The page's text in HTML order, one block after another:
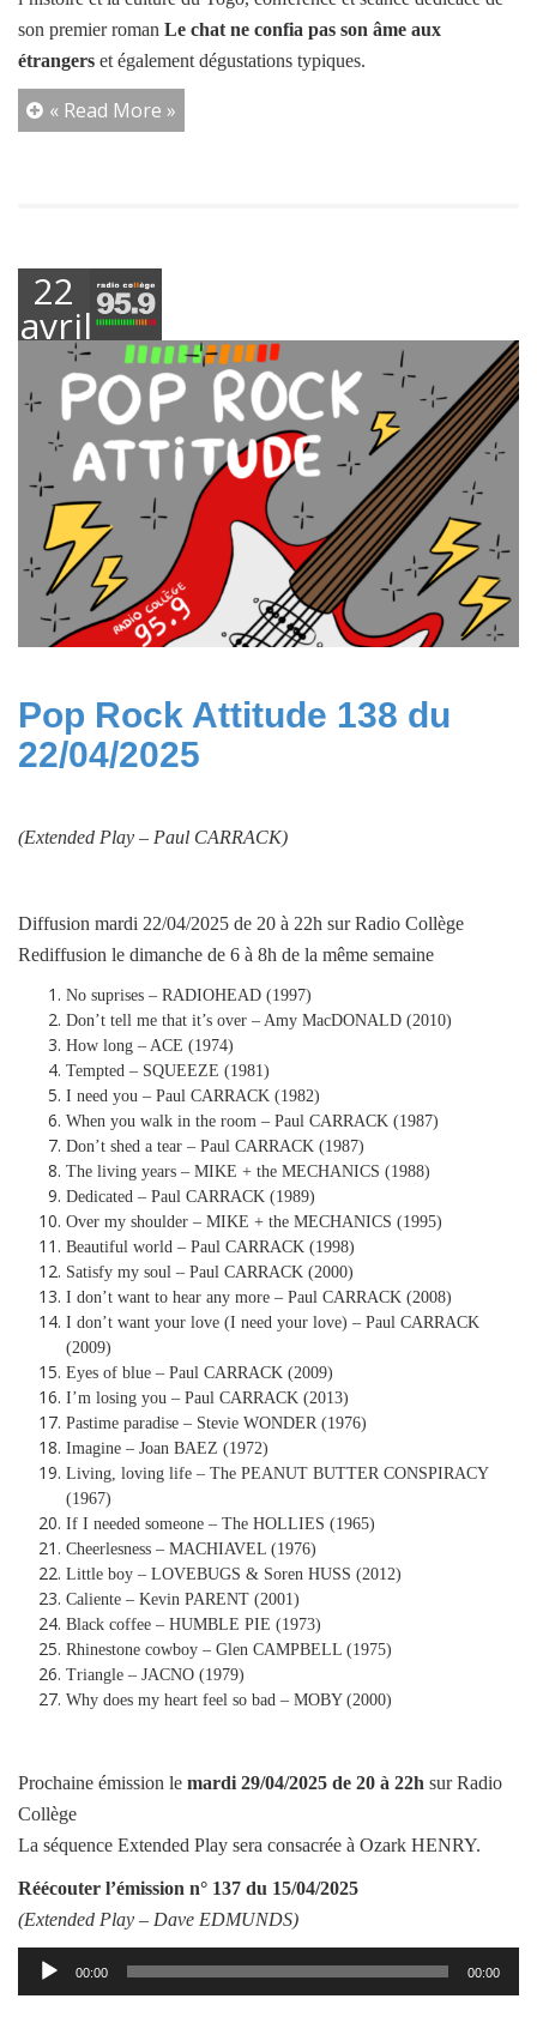
son premier roman Le chat ne confia pas son âme aux
étrangers et également dégustations typiques.
« Read More »
22
avril
2025
Pop Rock Attitude 138 du
22/04/2025
(Extended Play – Paul CARRACK)
Diffusion mardi 22/04/2025 de 20 à 22h sur Radio Collège
Rediffusion le dimanche de 6 à 8h de la même semaine
No suprises – RADIOHEAD (1997)
Don’t tell me that it’s over – Amy MacDONALD (2010)
How long – ACE (1974)
Tempted – SQUEEZE (1981)
I need you – Paul CARRACK (1982)
When you walk in the room – Paul CARRACK (1987)
Don’t shed a tear – Paul CARRACK (1987)
The living years – MIKE + the MECHANICS (1988)
Dedicated – Paul CARRACK (1989)
Over my shoulder – MIKE + the MECHANICS (1995)
Beautiful world – Paul CARRACK (1998)
Satisfy my soul – Paul CARRACK (2000)
I don’t want to hear any more – Paul CARRACK (2008)
I don’t want your love (I need your love) – Paul CARRACK
(2009)
Eyes of blue – Paul CARRACK (2009)
I’m losing you – Paul CARRACK (2013)
Pastime paradise – Stevie WONDER (1976)
Imagine – Joan BAEZ (1972)
Living, loving life – The PEANUT BUTTER CONSPIRACY
(1967)
If I needed someone – The HOLLIES (1965)
Cheerlesness – MACHIAVEL (1976)
Little boy – LOVEBUGS & Soren HUSS (2012)
Caliente – Kevin PARENT (2001)
Black coffee – HUMBLE PIE (1973)
Rhinestone cowboy – Glen CAMPBELL (1975)
Triangle – JACNO (1979)
Why does my heart feel so bad – MOBY (2000)
Prochaine émission le mardi 29/04/2025 de 20 à 22h sur Radio
Collège
La séquence Extended Play sera consacrée à Ozark HENRY.
Réécouter l’émission n° 137 du 15/04/2025
(Extended Play – Dave EDMUNDS)
Lecteur
audio
00:00 00:00